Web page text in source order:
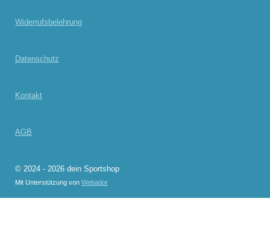
Widerrufsbelehrung
Datenschutz
Kontakt
AGB
© 2024 - 2026 dein Sportshop
Mit Unterstützung von Webador